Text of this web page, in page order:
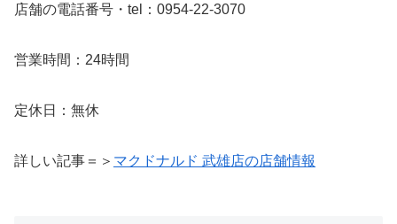
店舗の電話番号・tel：0954-22-3070
営業時間：24時間
定休日：無休
詳しい記事＝＞ マクドナルド 武雄店の店舗情報